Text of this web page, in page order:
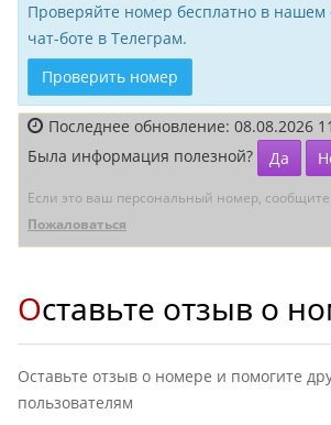
Проверяйте номер бесплатно в
чат-боте в Телеграм.
Проверить номер
Последнее обновление: 08.08.2026
Была информация полезной?
Да
Если это ваш персональный номер,
Пожаловаться
Оставьте отзыв о
Оставьте отзыв о номере и помогите
пользователям